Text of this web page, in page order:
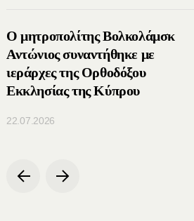
Ο μητροπολίτης Βολκολάμσκ
Αντώνιος συναντήθηκε με
ιεράρχες της Ορθοδόξου
Εκκλησίας της Κύπρου
22.07.2026